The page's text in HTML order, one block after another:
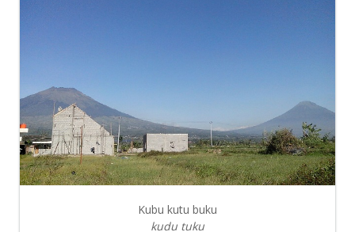
Kubu kutu buku
kudu tuku